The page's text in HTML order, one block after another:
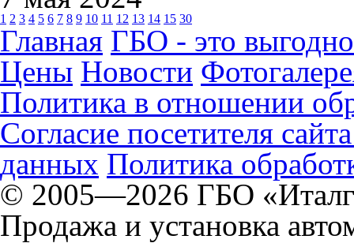
1 2 3 4 5 6 7 8 9 10 11 12 13 14 15 30
Главная ГБО - это
Цены Новости
Политика в отношении
Согласие посетителя
данных Политика
© 2005—2026 ГБО
Продажа и установка